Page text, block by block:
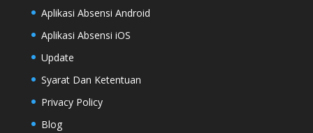
Aplikasi Absensi Android
Aplikasi Absensi iOS
Update
Syarat Dan Ketentuan
Privacy Policy
Blog